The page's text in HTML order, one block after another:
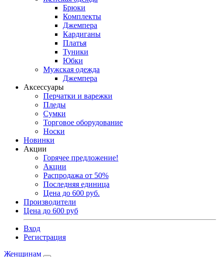
Брюки
Комплекты
Джемпера
Кардиганы
Платья
Туники
Юбки
Мужская одежда
Джемпера
Аксессуары
Перчатки и варежки
Пледы
Сумки
Торговое оборудование
Носки
Новинки
Акции
Горячее предложение!
Акции
Распродажа от 50%
Последняя единица
Цена до 600 руб.
Производители
Цена до 600 руб
Вход
Регистрация
Женщинам